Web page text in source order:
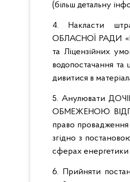
(більш детальну
4. Накласти
ОБЛАСНОЇ РАДИ
та Ліцензійних
водопостачання та
дивитися в
5. Анулювати
ОБМЕЖЕНОЮ
право провадження
згідно з
сферах енергетики
6. Прийняти